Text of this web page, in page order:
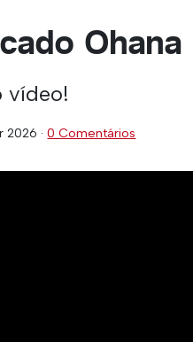
vídeo!
2026 ·0 Comentários